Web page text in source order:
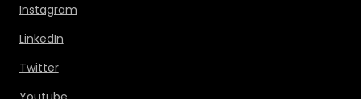
Instagram
LinkedIn
Twitter